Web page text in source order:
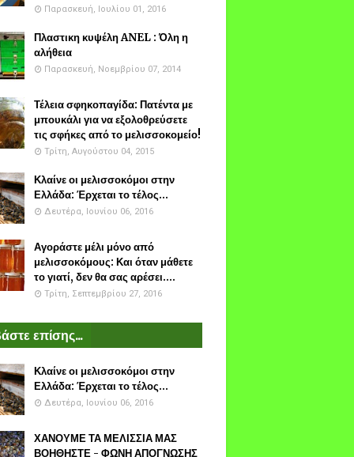
Παρασκευή, Ιουλίου 01, 2016
Πλαστικη κυψέλη ANEL : Όλη η
αλήθεια
Παρασκευή, Νοεμβρίου 07, 2014
Τέλεια σφηκοπαγίδα: Πατέντα με
μπουκάλι για να εξολοθρεύσετε
τις σφήκες από το μελισσοκομείο!
Τρίτη, Αυγούστου 04, 2015
Κλαίνε οι μελισσοκόμοι στην
Ελλάδα: Έρχεται το τέλος...
Δευτέρα, Ιουνίου 06, 2016
Αγοράστε μέλι μόνο από
μελισσοκόμους: Και όταν μάθετε
το γιατί, δεν θα σας αρέσει....
Τρίτη, Σεπτεμβρίου 27, 2016
επίσης...
Κλαίνε οι μελισσοκόμοι στην
Ελλάδα: Έρχεται το τέλος...
Δευτέρα, Ιουνίου 06, 2016
ΧΑΝΟΥΜΕ ΤΑ ΜΕΛΙΣΣΙΑ ΜΑΣ
ΒΟΗΘΗΣΤΕ - ΦΩΝΗ ΑΠΟΓΝΩΣΗΣ